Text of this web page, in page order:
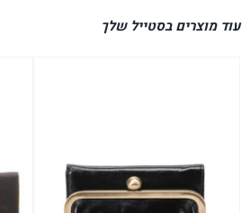
עוד מוצרים בסטייל שלך